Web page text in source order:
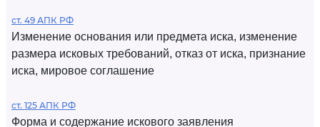
ст. 49 АПК РФ
Изменение основания или предмета иска, изменение
размера исковых требований, отказ от иска, признание
иска, мировое соглашение
ст. 125 АПК РФ
Форма и содержание искового заявления